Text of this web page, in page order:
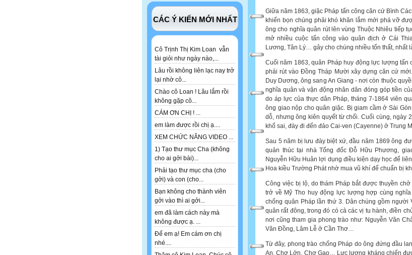
CÁC Ý KIẾN MỚI NHẤT
Cô Trịnh Thị Kim Loan vẫn
tài giỏi như ngày nào,...
Lâu rồi không liên lạc nay trở
lại nhờ cô...
Chào cô Loan ! Lâu lắm rồi
không gặp cô...
CÁM ƠN CHỊ ! ...
em làm được rồi chị ạ....
XEM CHỨC NĂNG VIDEO ...
1) Tạo thư mục Cha (không
cho ai gởi bài)...
Phải tạo thư mục cha (cho
gởi) và con (cho...
Bạn không cho thành viên
gởi vào thì ai gởi...
em đã làm cách này mà
không được ạ. ...
Để em ạ! Em cám ơn chị
nhé....
Giữa năm 1863, giặc Pháp tấn công căn cứ Bình
khiến bọn chúng phải khó khăn lắm mới phá vỡ
ông cho nghĩa quân rút lên vùng Thuộc Nhiêu tiếp
mở nhiều cuộc tấn công vào quân địch ở Cái
Lương, Tân Lý… gây cho chúng nhiều tổn thất, nhất
Cuối năm 1863, quân Pháp huy động lực lượng tấn
phải rút vào Đồng Tháp Mười xây dựng căn cứ
Duy Dương, ông sang An Giang - nơi còn thuộc
nghĩa quân và vận động nhân dân đóng góp tiền
do áp lực của thực dân Pháp, tháng 7-1864 viên
ông giao nộp cho quân giặc. Bị giam cầm ở­ Sài
dỗ, nhưng ông kiên quyết từ chối. Cuối cùng, ngày
khổ sai, đày đi đến đảo Cai-ven (Cayenne) ở
Sau 5 năm bị lưu đày biệt xứ, đầu năm 1869 ông
quản thúc tại nhà Tổng đốc Đỗ Hữu Phương,
Nguyễn Hữu Huân lợi dụng điều kiện dạy học để
Hoa kiều Trường Phát nhờ mua vũ khí để chuẩn bị
Công việc bị lộ, do thám Pháp bắt được thuyền
trở về Mỹ Tho huy động lực lượng hợp cùng
chống quân Pháp lần thứ 3. Dân chúng gồm
quân rất đông, trong đó có cả các vị tu hành, điền
nơi cũng tham gia phong trào như: Nguyễn Văn
Văn Đồng, Lâm Lễ ở Cần Thơ…
Từ đây, phong trào chống Pháp do ông đứng đầu
An, Chợ Lớn, Chợ Gạo… Lực lượng kháng chiến